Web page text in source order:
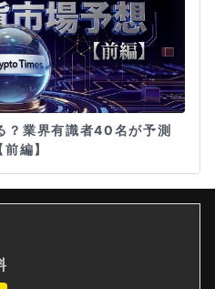
？業界有識者40名が予測
編】